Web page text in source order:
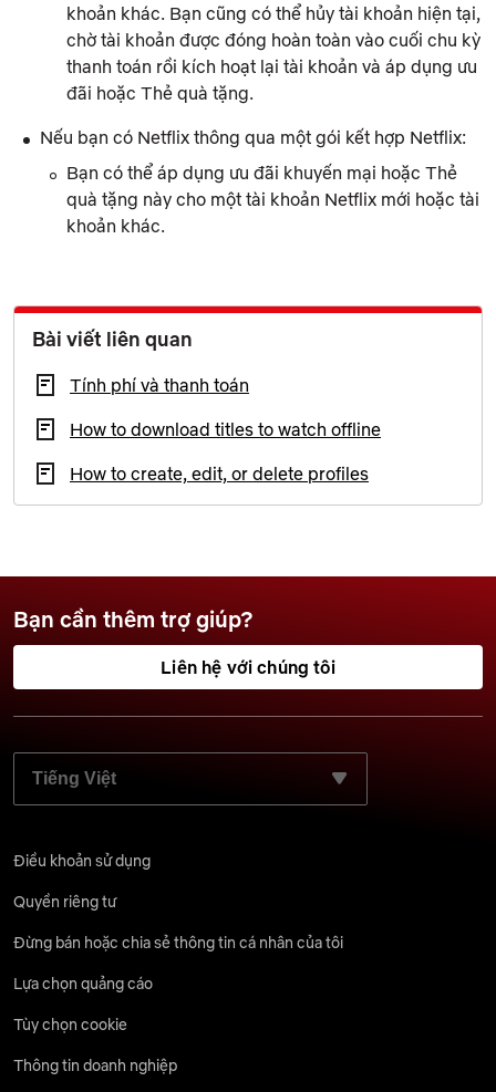
khoản khác. Bạn cũng có thể hủy tài khoản hiện tại,
chờ tài khoản được đóng hoàn toàn vào cuối chu kỳ
thanh toán rồi kích hoạt lại tài khoản và áp dụng ưu
đãi hoặc Thẻ quà tặng.
Nếu bạn có Netflix thông qua một gói kết hợp Netflix:
Bạn có thể áp dụng ưu đãi khuyến mại hoặc Thẻ
quà tặng này cho một tài khoản Netflix mới hoặc tài
khoản khác.
Bài viết liên quan
Tính phí và thanh toán
How to download titles to watch offline
How to create, edit, or delete profiles
Bạn cần thêm trợ giúp?
Liên hệ với chúng tôi
CHỌN NGÔN NGỮ ƯU TIÊN:
Điều khoản sử dụng
Quyền riêng tư
Đừng bán hoặc chia sẻ thông tin cá nhân của tôi
Lựa chọn quảng cáo
Tùy chọn cookie
Thông tin doanh nghiệp